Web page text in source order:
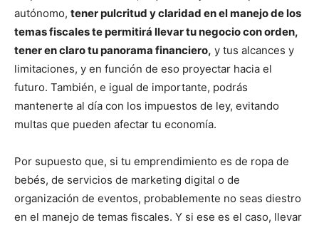
autónomo, tener pulcritud y claridad en el manejo de los
temas fiscales te permitirá llevar tu negocio con orden,
tener en claro tu panorama financiero, y tus alcances y
limitaciones, y en función de eso proyectar hacia el
futuro. También, e igual de importante, podrás
mantenerte al día con los impuestos de ley, evitando
multas que pueden afectar tu economía.
Por supuesto que, si tu emprendimiento es de ropa de
bebés, de servicios de marketing digital o de
organización de eventos, probablemente no seas diestro
en el manejo de temas fiscales. Y si ese es el caso, llevar